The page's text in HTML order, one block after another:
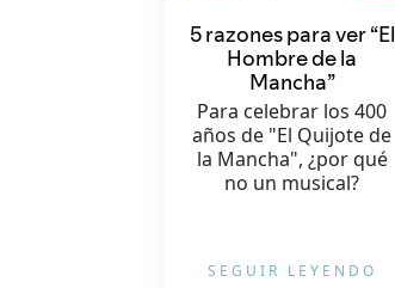
5 razones para ver “El
Hombre de la
Mancha”
Para celebrar los 400
años de "El Quijote de
la Mancha", ¿por qué
no un musical?
SEGUIR LEYENDO